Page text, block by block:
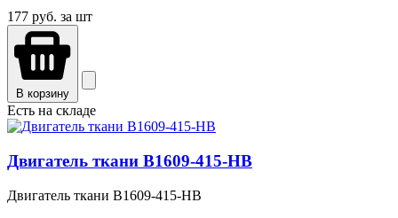
177 руб. за шт
В корзину
Есть на складе
Двигатель ткани B1609-415-HB
Двигатель ткани B1609-415-HB